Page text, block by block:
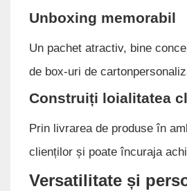
Unboxing memorabil
Un pachet atractiv, bine
de box-uri de
Construiți loialitatea
Prin livrarea de produse în
clienților și poate încuraja
Versatilitate și